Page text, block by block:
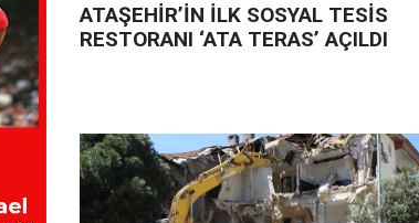
ATAŞEHİR’İN İLK SOSYAL TESİS
RESTORANI ‘ATA TERAS’ AÇILDI